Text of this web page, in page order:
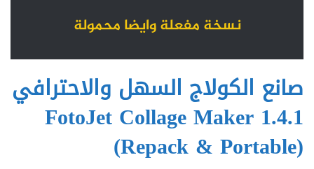
نسخة مفعلة وايضا محمولة
صانع الكولاج السهل والاحترافي
FotoJet Collage Maker 1.4.1
(Repack & Portable)